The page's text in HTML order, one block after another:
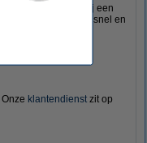
en plaatste daarbij een
blijft. De inkt droogt snel en
klantendienst zit op